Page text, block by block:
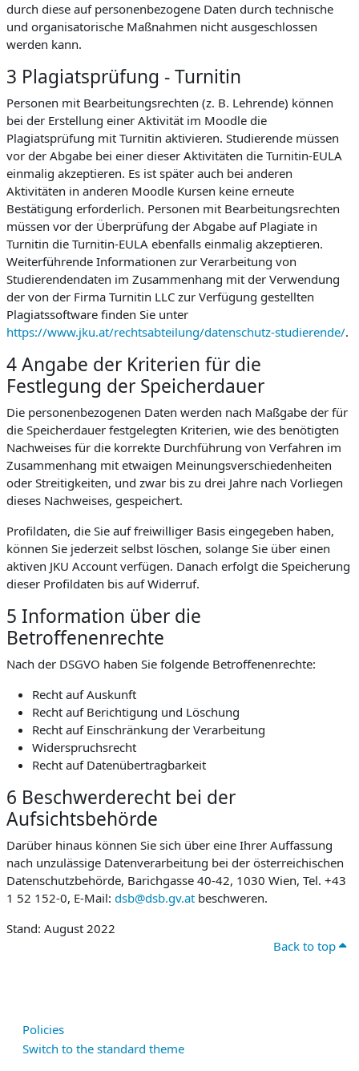
durch diese auf personenbezogene Daten durch technische
und organisatorische Maßnahmen nicht ausgeschlossen
werden kann.
3 Plagiatsprüfung - Turnitin
Personen mit Bearbeitungsrechten (z. B. Lehrende) können
bei der Erstellung einer Aktivität im Moodle die
Plagiatsprüfung mit Turnitin aktivieren. Studierende müssen
vor der Abgabe bei einer dieser Aktivitäten die Turnitin-EULA
einmalig akzeptieren. Es ist später auch bei anderen
Aktivitäten in anderen Moodle Kursen keine erneute
Bestätigung erforderlich. Personen mit Bearbeitungsrechten
müssen vor der Überprüfung der Abgabe auf Plagiate in
Turnitin die Turnitin-EULA ebenfalls einmalig akzeptieren.
Weiterführende Informationen zur Verarbeitung von
Studierendendaten im Zusammenhang mit der Verwendung
der von der Firma Turnitin LLC zur Verfügung gestellten
Plagiatssoftware finden Sie unter
https://www.jku.at/rechtsabteilung/datenschutz-studierende/.
4 Angabe der Kriterien für die
Festlegung der Speicherdauer
Die personenbezogenen Daten werden nach Maßgabe der für
die Speicherdauer festgelegten Kriterien, wie des benötigten
Nachweises für die korrekte Durchführung von Verfahren im
Zusammenhang mit etwaigen Meinungsverschiedenheiten
oder Streitigkeiten, und zwar bis zu drei Jahre nach Vorliegen
dieses Nachweises, gespeichert.
Profildaten, die Sie auf freiwilliger Basis eingegeben haben,
können Sie jederzeit selbst löschen, solange Sie über einen
aktiven JKU Account verfügen. Danach erfolgt die Speicherung
dieser Profildaten bis auf Widerruf.
5 Information über die
Betroffenenrechte
Nach der DSGVO haben Sie folgende Betroffenenrechte:
Recht auf Auskunft
Recht auf Berichtigung und Löschung
Recht auf Einschränkung der Verarbeitung
Widerspruchsrecht
Recht auf Datenübertragbarkeit
6 Beschwerderecht bei der
Aufsichtsbehörde
Darüber hinaus können Sie sich über eine Ihrer Auffassung
nach unzulässige Datenverarbeitung bei der österreichischen
Datenschutzbehörde, Barichgasse 40-42, 1030 Wien, Tel. +43
1 52 152-0, E-Mail: dsb@dsb.gv.at beschweren.
Stand: August 2022
Back to top
Policies
Switch to the standard theme